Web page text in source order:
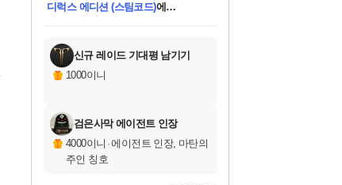
교환.
당첨되셨습니다.
다이버 인 더 정글 번들 (스팀코드)
당첨되셨습니다.
당첨되셨습니다.
당첨되셨습니다.
당첨되셨습니다.
당첨되셨습니다.
에디션 (스팀코드)를 교환.
당첨되셨습니다.
신규 레이드 기대평 남기기
1000이니
검은사막 에이전트 인장
4000이니 ·에이전트 인장, 마탄의
주인 칭호